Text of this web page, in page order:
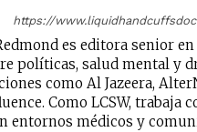
https://
es editora senior
políticas, salud mental y
como Al Jazeera,
Como LCSW, trabaja
entornos médicos y